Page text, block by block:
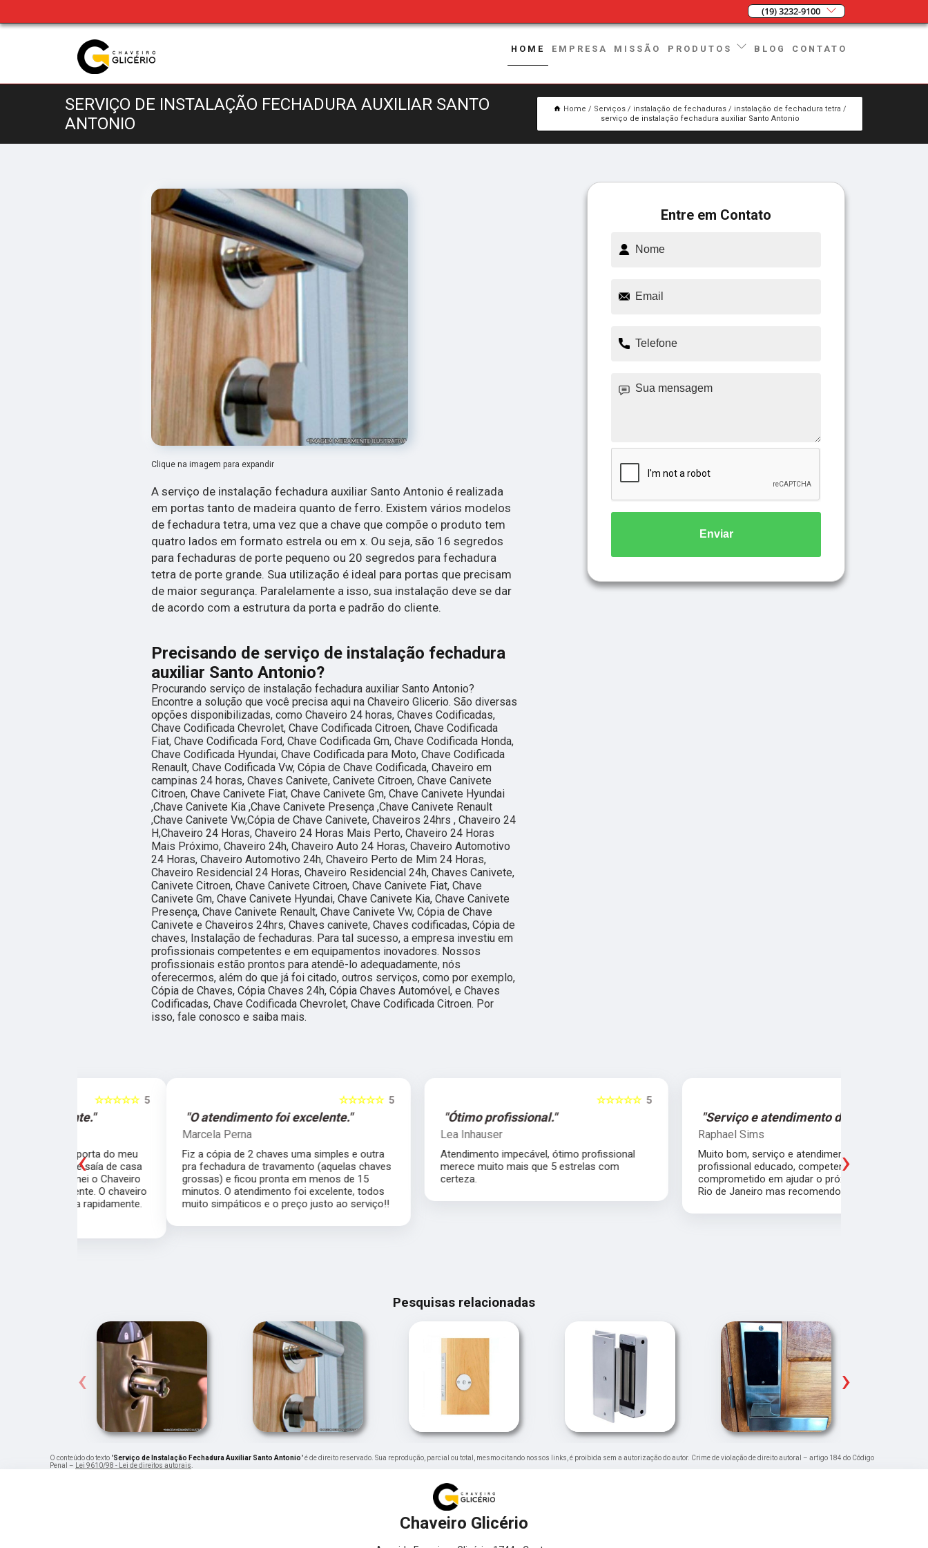
(19) 3232-9100
HOME EMPRESA MISSÃO PRODUTOS BLOG CONTATO
SERVIÇO DE INSTALAÇÃO FECHADURA AUXILIAR SANTO
ANTONIO
Home Serviços instalação de fechaduras
instalação de fechadura tetra
serviço de instalação fechadura auxiliar Santo Antonio
Clique na imagem para expandir
A serviço de instalação fechadura auxiliar Santo Antonio é realizada
em portas tanto de madeira quanto de ferro. Existem vários modelos
de fechadura tetra, uma vez que a chave que compõe o produto tem
quatro lados em formato estrela ou em x. Ou seja, são 16 segredos
para fechaduras de porte pequeno ou 20 segredos para fechadura
tetra de porte grande. Sua utilização é ideal para portas que precisam
de maior segurança. Paralelamente a isso, sua instalação deve se dar
de acordo com a estrutura da porta e padrão do cliente.
Precisando de serviço de instalação fechadura
auxiliar Santo Antonio?
Procurando serviço de instalação fechadura auxiliar Santo Antonio?
Encontre a solução que você precisa aqui na Chaveiro Glicerio. São diversas
opções disponibilizadas, como Chaveiro 24 horas, Chaves Codificadas,
Chave Codificada Chevrolet, Chave Codificada Citroen, Chave Codificada
Fiat, Chave Codificada Ford, Chave Codificada Gm, Chave Codificada Honda,
Chave Codificada Hyundai, Chave Codificada para Moto, Chave Codificada
Renault, Chave Codificada Vw, Cópia de Chave Codificada, Chaveiro em
campinas 24 horas, Chaves Canivete, Canivete Citroen, Chave Canivete
Citroen, Chave Canivete Fiat, Chave Canivete Gm, Chave Canivete Hyundai
,Chave Canivete Kia ,Chave Canivete Presença ,Chave Canivete Renault
,Chave Canivete Vw,Cópia de Chave Canivete, Chaveiros 24hrs , Chaveiro 24
H,Chaveiro 24 Horas, Chaveiro 24 Horas Mais Perto, Chaveiro 24 Horas
Mais Próximo, Chaveiro 24h, Chaveiro Auto 24 Horas, Chaveiro Automotivo
24 Horas, Chaveiro Automotivo 24h, Chaveiro Perto de Mim 24 Horas,
Chaveiro Residencial 24 Horas, Chaveiro Residencial 24h, Chaves Canivete,
Canivete Citroen, Chave Canivete Citroen, Chave Canivete Fiat, Chave
Canivete Gm, Chave Canivete Hyundai, Chave Canivete Kia, Chave Canivete
Presença, Chave Canivete Renault, Chave Canivete Vw, Cópia de Chave
Canivete e Chaveiros 24hrs, Chaves canivete, Chaves codificadas, Cópia de
chaves, Instalação de fechaduras. Para tal sucesso, a empresa investiu em
profissionais competentes e em equipamentos inovadores. Nossos
profissionais estão prontos para atendê-lo adequadamente, nós
oferecermos, além do que já foi citado, outros serviços, como por exemplo,
Cópia de Chaves, Cópia Chaves 24h, Cópia Chaves Automóvel, e Chaves
Codificadas, Chave Codificada Chevrolet, Chave Codificada Citroen. Por
isso, fale conosco e saiba mais.
Entre em Contato
Enviar
"O atendimento foi excelente."
Fiz a cópia de 2 chaves uma simples e outra
pra fechadura de travamento (aquelas chaves
grossas) e ficou pronta em menos de 15
minutos. O atendimento foi excelente, todos
muito simpáticos e o preço justo ao serviço!!
"Ótimo profissional."
Atendimento impecável, ótimo profissional
merece muito mais que 5 estrelas com
certeza.
"Serviço e atendimento de primeira."
Muito bom, serviço e atendimento de primeira,
profissional educado, competente e
comprometido em ajudar o próximo. Moro no
Rio de Janeiro mas recomendo muito.
‹ ›
Pesquisas relacionadas
‹ ›
O conteúdo do texto "Serviço de Instalação Fechadura Auxiliar Santo Antonio" é de direito reservado. Sua reprodução, parcial ou total, mesmo citando nossos links, é proibida sem a autorização do autor. Crime de violação de direito autoral – artigo 184 do Código
Penal – Lei 9610/98 - Lei de direitos autorais.
Chaveiro Glicério